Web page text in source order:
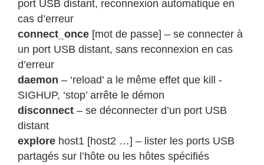
port USB distant, reconnexion automatique en
cas d’erreur
connect_once [mot de passe] – se connecter à
un port USB distant, sans reconnexion en cas
d’erreur
daemon – ‘reload’ a le même effet que kill -
SIGHUP, ‘stop’ arrête le démon
disconnect – se déconnecter d’un port USB
distant
explore host1 [host2 …] – lister les ports USB
partagés sur l’hôte ou les hôtes spécifiés